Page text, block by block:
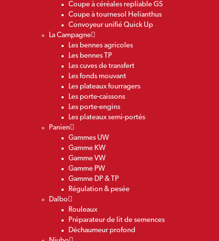
Coupe à céréales repliable GS
Coupe à tournesol Helianthus
Convoyeur unifié Quick Up
La Campagne
Les bennes agricoles
Les bennes TP
Les cuves de transfert
Les fonds mouvant
Les plateaux fourragers
Les porte-caissons
Les porte-engins
Les plateaux semi-portés
Panien
Gammes UW
Gamme KW
Gamme VW
Gamme PW
Gamme DP & TP
Régulation & pesée
Dalbo
Rouleaux
Préparateur de lit de semences
Déchaumeur profond